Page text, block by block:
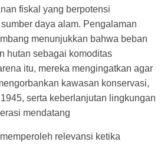
fiskal yang berpotensi
daya alam. Pengalaman
menunjukkan bahwa beban
hutan sebagai komoditas
itu, mereka mengingatkan agar
kawasan konservasi,
serta keberlanjutan lingkungan
mendatang
relevansi ketika